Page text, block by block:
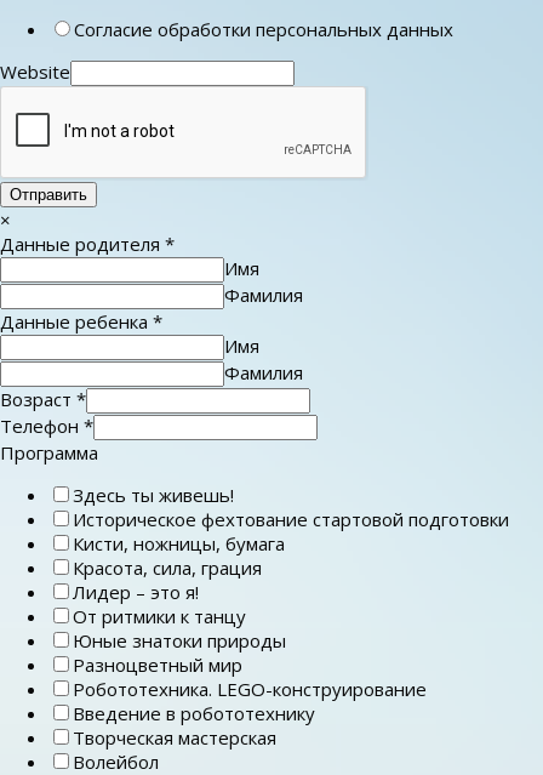
Согласие обработки персональных данных
Website
Отправить
×
Данные родителя *
Имя
Фамилия
Данные ребенка *
Имя
Фамилия
Возраст *
Телефон *
Программа
Здесь ты живешь!
Историческое фехтование стартовой подготовки
Кисти, ножницы, бумага
Красота, сила, грация
Лидер – это я!
От ритмики к танцу
Юные знатоки природы
Разноцветный мир
Робототехника. LEGO-конструирование
Введение в робототехнику
Творческая мастерская
Волейбол